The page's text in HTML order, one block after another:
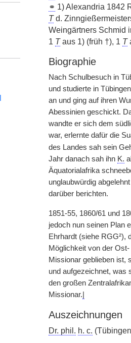
⚭ 1) Alexandria 1842
Td.
Weingärtners Schmid
1 Taus 1) (früh †), 1 T
Biographie
Nach Schulbesuch in
und studierte in
an und ging auf ihren
Abessinien geschickt.
wandte er sich dem
war, erlernte dafür die
des Landes sah sein
Jahr danach sah ihn K.
Äquatorialafrika
unglaubwürdig
darüber berichten.
1851-55, 1860/61 und
jedoch nun seinen Plan
Ehrhardt (siehe RGG²),
Möglichkeit von der
Missionar geblieben ist,
und aufgezeichnet, was
den großen
Missionar.
Auszeichnungen
Dr. phil. h. c.